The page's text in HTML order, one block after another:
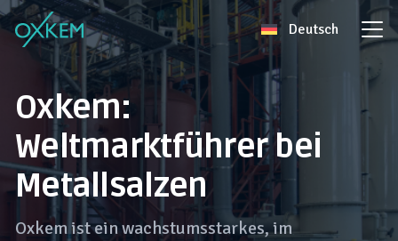
Skip
to
content
Deutsch
Oxkem:
Weltmarktführer bei
Metallsalzen
Oxkem ist ein wachstumsstarkes, im